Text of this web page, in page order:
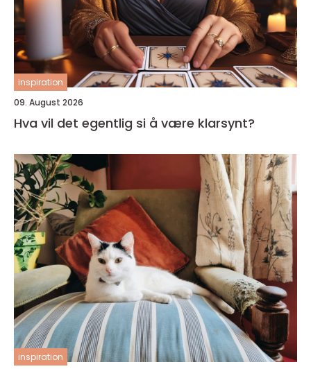
inspiration
09. August 2026
Hva vil det egentlig si å være klarsynt?
inspiration